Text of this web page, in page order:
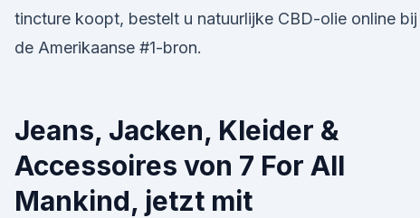
tincture koopt, bestelt u natuurlijke CBD-olie online bij
de Amerikaanse #1-bron.
Jeans, Jacken, Kleider &
Accessoires von 7 For All
Mankind, jetzt mit